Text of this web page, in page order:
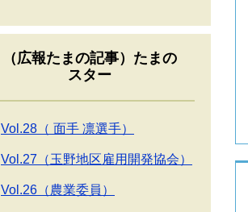
（広報たまの記事）たまの
スター
Vol.28（ 面手 凛選手）
Vol.27（玉野地区雇用開発協会）
Vol.26（農業委員）